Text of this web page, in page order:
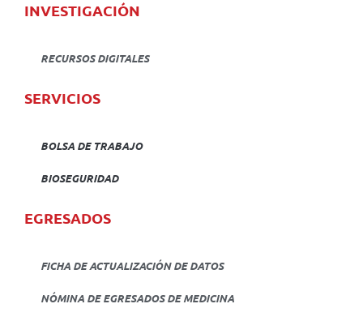
INVESTIGACIÓN
RECURSOS DIGITALES
SERVICIOS
BOLSA DE TRABAJO
BIOSEGURIDAD
EGRESADOS
FICHA DE ACTUALIZACIÓN DE DATOS
NÓMINA DE EGRESADOS DE MEDICINA